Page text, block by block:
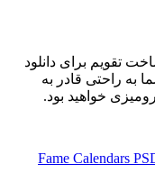
تقویم برای دانلود
به راحتی قادر به
خواهید بود.